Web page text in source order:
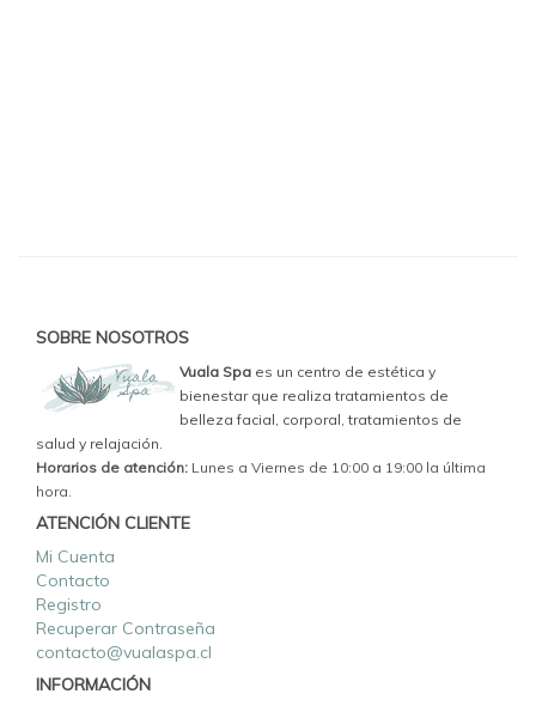
SOBRE NOSOTROS
Vuala Spa es un centro de estética y
bienestar que realiza tratamientos de
belleza facial, corporal, tratamientos de
salud y relajación.
Horarios de atención: Lunes a Viernes de 10:00 a 19:00 la última
hora.
ATENCIÓN CLIENTE
Mi Cuenta
Contacto
Registro
Recuperar Contraseña
contacto@vualaspa.cl
INFORMACIÓN